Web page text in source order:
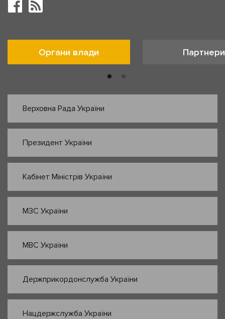
Органи влади Партнери
Верховна Рада України
Президент України
Кабінет Міністрів України
МЗС України
МВС України
Держприкордонслужба України
Нацдержслужба України